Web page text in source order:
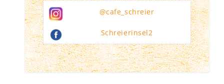
@cafe_schreier
Schreierinsel2